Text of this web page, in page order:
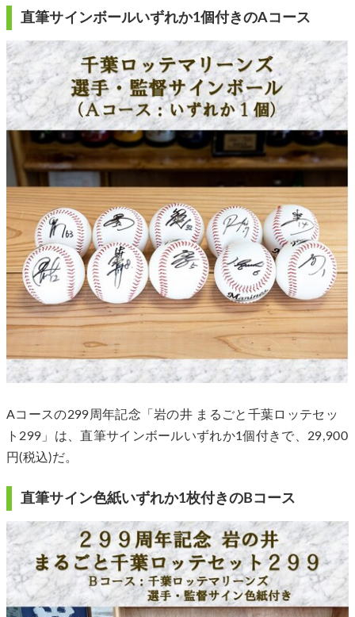
直筆サインボールいずれか1個付きのAコース
Aコースの299周年記念「岩の井 まるごと千葉ロッテセッ
ト299」は、直筆サインボールいずれか1個付きで、29,900
円(税込)だ。
直筆サイン色紙いずれか1枚付きのBコース